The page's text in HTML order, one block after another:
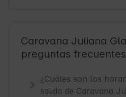
Caravana Juliana
preguntas frecuentes
¿Cuáles son los
salida de Caravana